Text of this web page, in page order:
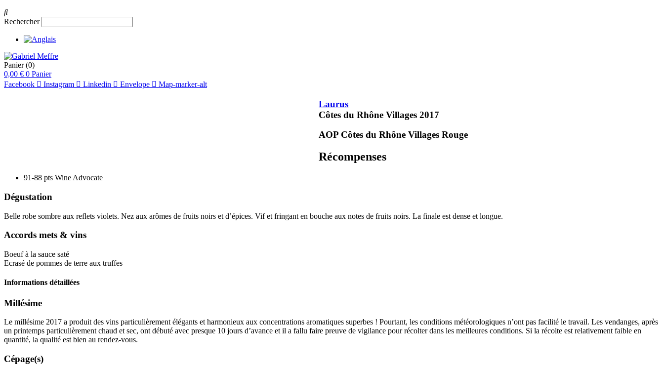
Rechercher
Panier (0)
0,00 € 0 Panier
Facebook
Instagram Linkedin Envelope Map-marker-alt
Laurus
Côtes du Rhône Villages2017
AOP Côtes du Rhône VillagesRouge
Récompenses
91-88 pts Wine Advocate
Dégustation
Belle robe sombre aux reflets violets. Nez aux arômes de fruits noirs et d’épices. Vif et fringant en bouche aux notes de fruits noirs. La finale est dense et longue.
Accords mets & vins
Boeuf à la sauce saté
Ecrasé de pommes de terre aux truffes
Informations détaillées
Millésime
Le millésime 2017 a produit des vins particulièrement élégants et harmonieux aux concentrations aromatiques superbes ! Pourtant, les conditions météorologiques n’ont pas facilité le travail. Les vendanges, après
un printemps particulièrement chaud et sec, ont débuté avec presque 10 jours d’avance et il a fallu faire preuve de vigilance pour récolter dans les meilleures conditions. Si la récolte est relativement faible en
quantité, la qualité est bien au rendez-vous.
Cépage(s)